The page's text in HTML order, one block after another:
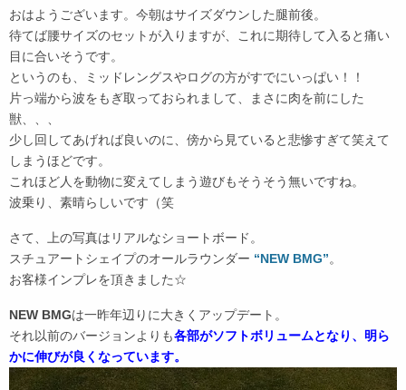
おはようございます。今朝はサイズダウンした腿前後。
待てば腰サイズのセットが入りますが、これに期待して入ると痛い
目に合いそうです。
というのも、ミッドレングスやログの方がすでにいっぱい！！
片っ端から波をもぎ取っておられまして、まさに肉を前にした
獣、、、
少し回してあげれば良いのに、傍から見ていると悲惨すぎて笑えて
しまうほどです。
これほど人を動物に変えてしまう遊びもそうそう無いですね。
波乗り、素晴らしいです（笑
さて、上の写真はリアルなショートボード。
スチュアートシェイプのオールラウンダー “NEW BMG”。
お客様インプレを頂きました☆
NEW BMGは一昨年辺りに大きくアップデート。
それ以前のバージョンよりも各部がソフトボリュームとなり、明ら
かに伸びが良くなっています。